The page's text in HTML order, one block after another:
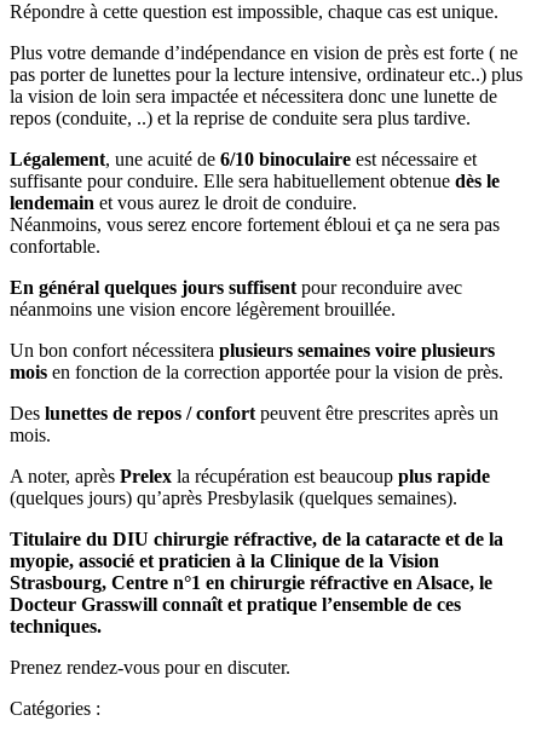
Répondre à cette question est impossible, chaque cas est unique.
Plus votre demande d’indépendance en vision de près est forte ( ne
pas porter de lunettes pour la lecture intensive, ordinateur etc..) plus
la vision de loin sera impactée et nécessitera donc une lunette de
repos (conduite, ..) et la reprise de conduite sera plus tardive.
Légalement, une acuité de 6/10 binoculaire est nécessaire et
suffisante pour conduire. Elle sera habituellement obtenue dès le
lendemain et vous aurez le droit de conduire.
Néanmoins, vous serez encore fortement ébloui et ça ne sera pas
confortable.
En général quelques jours suffisent pour reconduire avec
néanmoins une vision encore légèrement brouillée.
Un bon confort nécessitera plusieurs semaines voire plusieurs
mois en fonction de la correction apportée pour la vision de près.
Des lunettes de repos / confort peuvent être prescrites après un
mois.
A noter, après Prelex la récupération est beaucoup plus rapide
(quelques jours) qu’après Presbylasik (quelques semaines).
Titulaire du DIU chirurgie réfractive, de la cataracte et de la
myopie, associé et praticien à la Clinique de la Vision
Strasbourg, Centre n°1 en chirurgie réfractive en Alsace, le
Docteur Grasswill connaît et pratique l’ensemble de ces
techniques.
Prenez rendez-vous pour en discuter.
Catégories :